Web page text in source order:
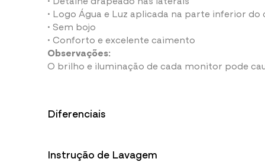
• Logo Água e Luz aplicada na parte inferior
• Sem bojo
• Conforto e excelente caimento
Observações:
O brilho e iluminação de cada monitor pode
Informações adicionais:
Diferenciais
Protege sua pele
Instrução de Lavagem